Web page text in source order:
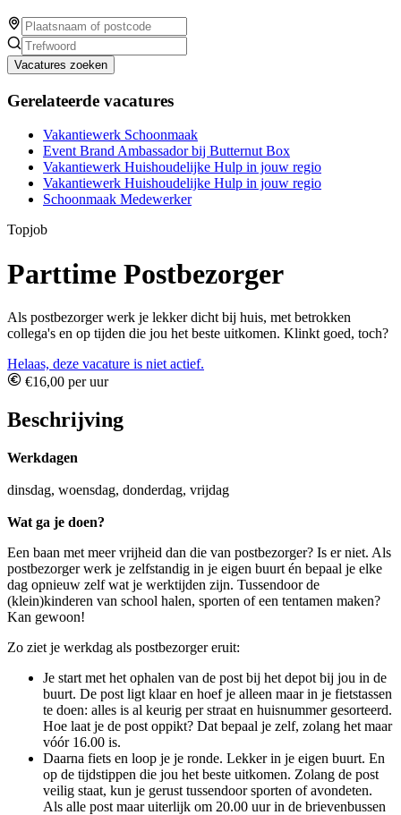
Vacatures zoeken
Gerelateerde vacatures
Vakantiewerk Schoonmaak
Event Brand Ambassador bij Butternut Box
Vakantiewerk Huishoudelijke Hulp in jouw regio
Vakantiewerk Huishoudelijke Hulp in jouw regio
Schoonmaak Medewerker
Topjob
Parttime Postbezorger
Als postbezorger werk je lekker dicht bij huis, met betrokken
collega's en op tijden die jou het beste uitkomen. Klinkt goed, toch?
Helaas, deze vacature is niet actief.
€16,00 per uur
Beschrijving
Werkdagen
dinsdag, woensdag, donderdag, vrijdag
Wat ga je doen?
Een baan met meer vrijheid dan die van postbezorger? Is er niet. Als
postbezorger werk je zelfstandig in je eigen buurt én bepaal je elke
dag opnieuw zelf wat je werktijden zijn. Tussendoor de
(klein)kinderen van school halen, sporten of een tentamen maken?
Kan gewoon!
Zo ziet je werkdag als postbezorger eruit:
Je start met het ophalen van de post bij het depot bij jou in de
buurt. De post ligt klaar en hoef je alleen maar in je fietstassen
te doen: alles is al keurig per straat en huisnummer gesorteerd.
Hoe laat je de post oppikt? Dat bepaal je zelf, zolang het maar
vóór 16.00 is.
Daarna fiets en loop je je ronde. Lekker in je eigen buurt. En
op de tijdstippen die jou het beste uitkomen. Zolang de post
veilig staat, kun je gerust tussendoor sporten of avondeten.
Als alle post maar uiterlijk om 20.00 uur in de brievenbussen